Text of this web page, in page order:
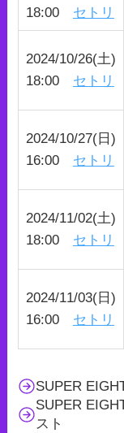
18:00 セトリ
2024/10/26(土)
18:00 セトリ
2024/10/27(日)
16:00 セトリ
2024/11/02(土)
18:00 セトリ
2024/11/03(日)
16:00 セトリ
SUPER
SUPER
スト